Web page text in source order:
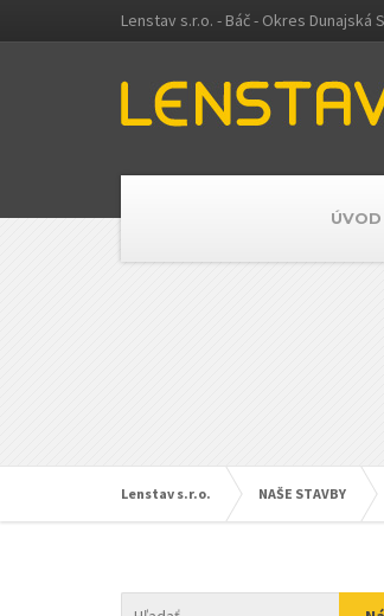
Lenstav s.r.o. - Báč - Okres Dunajská
ÚVOD
Lenstav s.r.o. NAŠE STAVBY